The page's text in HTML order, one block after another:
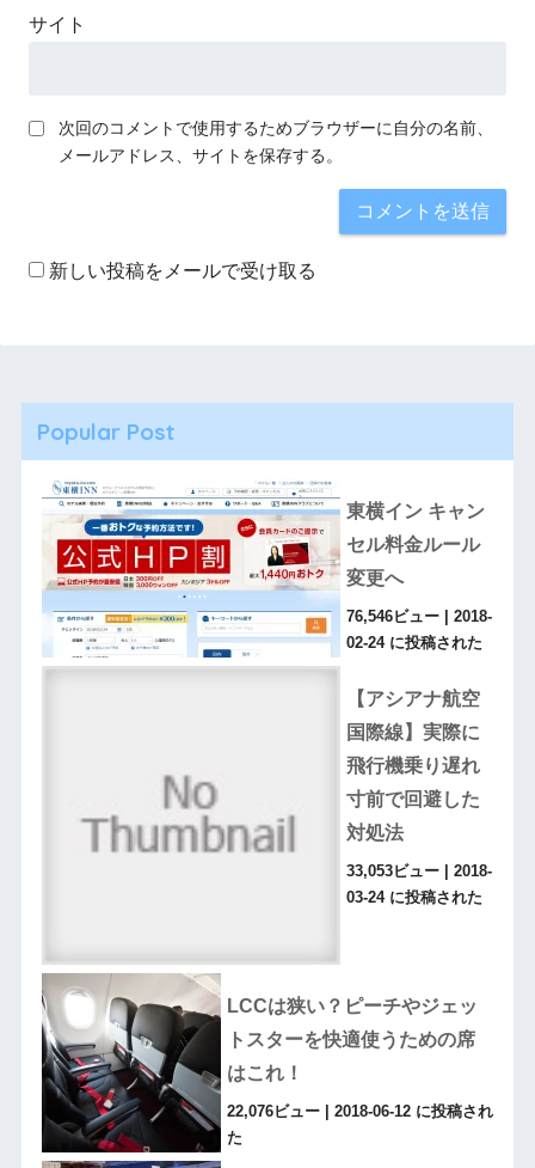
サイト
次回のコメントで使用するためブラウザーに自分の名前、
メールアドレス、サイトを保存する。
新しい投稿をメールで受け取る
Popular Post
東横イン キャン
セル料金ルール
変更へ
76,546ビュー| 2018-
02-24 に投稿された
【アシアナ航空
国際線】実際に
飛行機乗り遅れ
寸前で回避した
対処法
33,053ビュー| 2018-
03-24 に投稿された
LCCは狭い？ピーチやジェッ
トスターを快適使うための席
はこれ！
22,076ビュー| 2018-06-12 に投稿され
た